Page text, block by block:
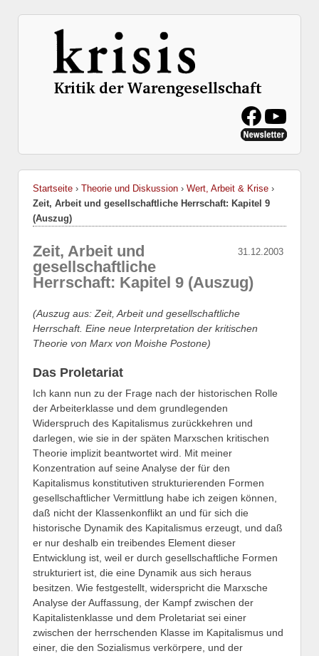
Startseite › Theorie und Diskussion › Wert, Arbeit & Krise ›
Zeit, Arbeit und gesellschaftliche Herrschaft: Kapitel 9
(Auszug)
31.12.2003
Zeit, Arbeit und
gesellschaftliche
Herrschaft: Kapitel 9 (Auszug)
(Auszug aus: Zeit, Arbeit und gesellschaftliche
Herrschaft. Eine neue Interpretation der kritischen
Theorie von Marx von Moishe Postone)
Das Proletariat
Ich kann nun zu der Frage nach der historischen Rolle
der Arbeiterklasse und dem grundlegenden
Widerspruch des Kapitalismus zurückkehren und
darlegen, wie sie in der späten Marxschen kritischen
Theorie implizit beantwortet wird. Mit meiner
Konzentration auf seine Analyse der für den
Kapitalismus konstitutiven strukturierenden Formen
gesellschaftlicher Vermittlung habe ich zeigen können,
daß nicht der Klassenkonflikt an und für sich die
historische Dynamik des Kapitalismus erzeugt, und daß
er nur deshalb ein treibendes Element dieser
Entwicklung ist, weil er durch gesellschaftliche Formen
strukturiert ist, die eine Dynamik aus sich heraus
besitzen. Wie festgestellt, widerspricht die Marxsche
Analyse der Auffassung, der Kampf zwischen der
Kapitalistenklasse und dem Proletariat sei einer
zwischen der herrschenden Klasse im Kapitalismus und
einer, die den Sozialismus verkörpere, und der